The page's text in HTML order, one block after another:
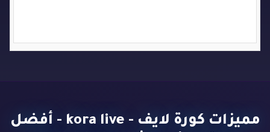
مميزات كورة لايف - kora live - أفضل